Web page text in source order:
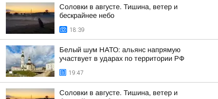
Соловки в августе. Тишина, ветер и
бескрайнее небо
18:39
Белый шум НАТО: альянс напрямую
участвует в ударах по территории РФ
19:47
Соловки в августе. Тишина, ветер и